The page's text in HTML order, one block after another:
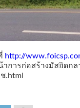
http://
การก่อสร้างมัสยิดกล
.html